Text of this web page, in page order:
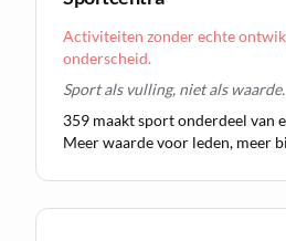
Activiteiten zonder echte
onderscheid.
Sport als vulling, niet als waarde.
359 maakt sport onderdeel van
Meer waarde voor leden, meer